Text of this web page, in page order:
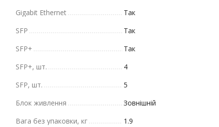
Gigabit Ethernet
Так
SFP
Так
SFP+
Так
SFP+, шт.
4
SFP, шт.
5
Блок живлення
Зовнішній
Вага без упаковки, кг
1.9